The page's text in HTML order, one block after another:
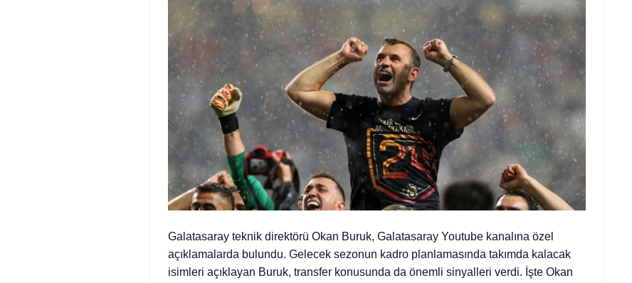
Galatasaray teknik direktörü Okan Buruk, Galatasaray Youtube kanalına özel
açıklamalarda bulundu. Gelecek sezonun kadro planlamasında takımda kalacak
isimleri açıklayan Buruk, transfer konusunda da önemli sinyalleri verdi. İşte Okan